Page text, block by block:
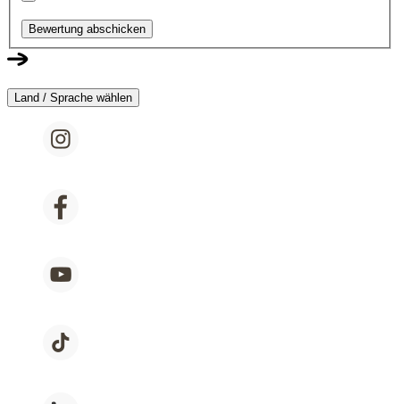
Bewertung abschicken
Land / Sprache wählen